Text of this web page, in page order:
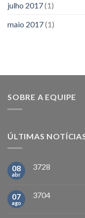
julho 2017(1)
maio 2017(1)
SOBRE A EQUIPE
ÚLTIMAS
08
abr
3728
07
ago
3704